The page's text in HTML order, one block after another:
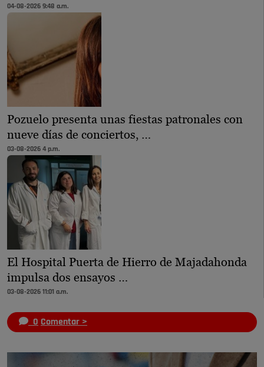
04-08-2026 9:48 a.m.
Pozuelo presenta unas fiestas patronales con
nueve días de conciertos, …
03-08-2026 4 p.m.
El Hospital Puerta de Hierro de Majadahonda
impulsa dos ensayos …
03-08-2026 11:01 a.m.
0 Comentar >